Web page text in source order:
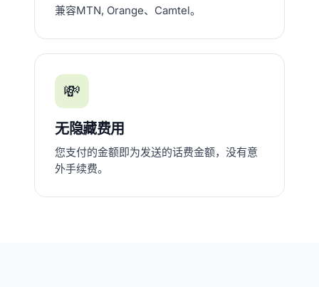
兼容MTN, Orange、Camtel。
💸
无隐藏费用
您支付的金额即为发送的话费金额，没有意
外手续费。